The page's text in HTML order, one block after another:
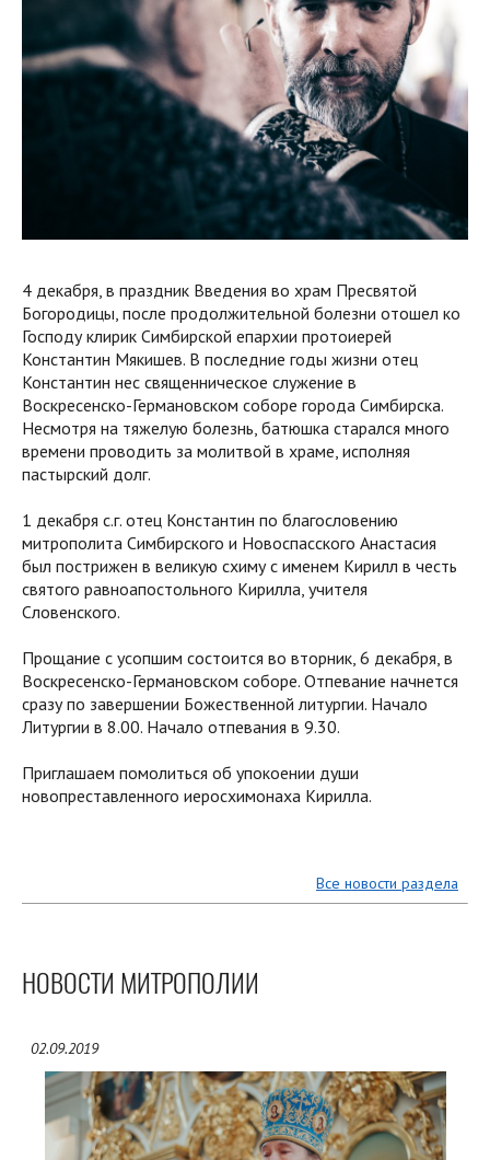
4 декабря, в праздник Введения во храм Пресвятой
Богородицы, после продолжительной болезни отошел ко
Господу клирик Симбирской епархии протоиерей
Константин Мякишев. В последние годы жизни отец
Константин нес священническое служение в
Воскресенско-Германовском соборе города Симбирска.
Несмотря на тяжелую болезнь, батюшка старался много
времени проводить за молитвой в храме, исполняя
пастырский долг.
1 декабря с.г. отец Константин по благословению
митрополита Симбирского и Новоспасского Анастасия
был пострижен в великую схиму с именем Кирилл в честь
святого равноапостольного Кирилла, учителя
Словенского.
Прощание с усопшим состоится во вторник, 6 декабря, в
Воскресенско-Германовском соборе. Отпевание начнется
сразу по завершении Божественной литургии. Начало
Литургии в 8.00. Начало отпевания в 9.30.
Приглашаем помолиться об упокоении души
новопреставленного иеросхимонаха Кирилла.
Все новости раздела
НОВОСТИ МИТРОПОЛИИ
02.09.2019